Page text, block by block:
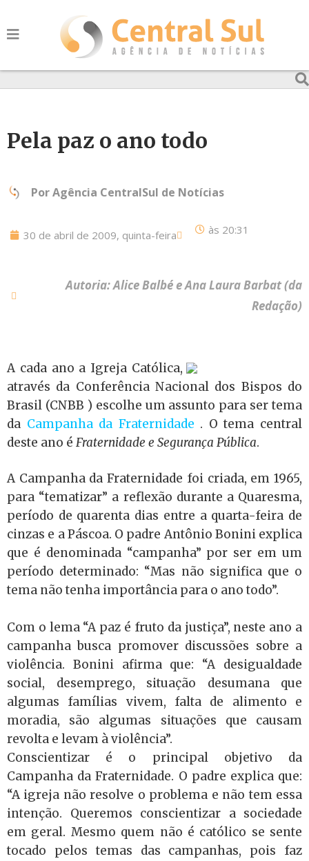
Pela paz o ano todo
PorAgência CentralSul de Notícias
30 de abril de 2009, quinta-feira às 20:31
Autoria: Alice Balbé e Ana Laura Barbat (da
Redação)
A cada ano a Igreja Católica,
através da Conferência Nacional dos Bispos do
Brasil (CNBB ) escolhe um assunto para ser tema
da Campanha da Fraternidade . O tema central
deste ano é Fraternidade e Segurança Pública.
A Campanha da Fraternidade foi criada, em 1965,
para “tematizar” a reflexão durante a Quaresma,
período de quarenta dias entre a quarta-feira de
cinzas e a Páscoa. O padre Antônio Bonini explica
que é denominada “campanha” por ser em um
período determinado: “Mas não significa que o
tema não tenha importância para o ano todo”.
Com o lema “A paz é fruto da justiça”, neste ano a
campanha busca promover discussões sobre a
violência. Bonini afirma que: “A desigualdade
social, desemprego, situação desumana que
algumas famílias vivem, falta de alimento e
moradia, são algumas situações que causam
revolta e levam à violência”.
Conscientizar é o principal objetivo da
Campanha da Fraternidade. O padre explica que:
“A igreja não resolve o problema e não tem essa
intenção. Queremos conscientizar a sociedade
em geral. Mesmo quem não é católico se sente
tocado pelos temas das campanhas, pois faz